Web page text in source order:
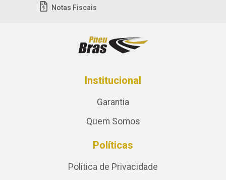
Notas Fiscais
Institucional
Garantia
Quem Somos
Políticas
Política de Privacidade